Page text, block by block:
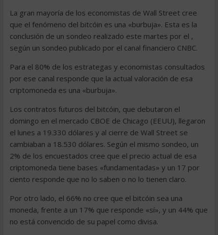
La gran mayoría de los economistas de Wall Street cree
que el fenómeno del bitcóin es una «burbuja». Esta es la
conclusión de un sondeo realizado este martes por el ,
según un sondeo publicado por el canal financiero CNBC.
Para el 80% de los estrategas y economistas consultados
por ese canal responde que la actual valoración de esa
criptomoneda es una «burbuja».
Los contratos futuros del bitcóin, que debutaron el
domingo en el mercado CBOE de Chicago (EEUU), llegaron
el lunes a 19.330 dólares y al cierre de Wall Street se
cambiaban a 18.530 dólares. Según el mismo sondeo, un
2% de los encuestados cree que el precio actual de esa
criptomoneda tiene bases «fundamentadas» y un 17 por
ciento responde que no lo saben o no lo tienen claro.
Por otro lado, el 66% no cree que el bitcóin sea una
moneda, frente a un 17% que responde «sí», y un 44% que
no está convencido de su papel como divisa.